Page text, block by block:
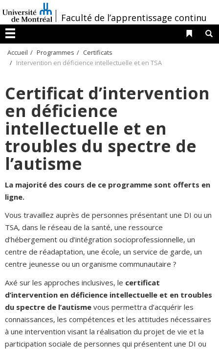
au
contenu
/Faculté de l’apprentissage continu
Menu
Liens
Accueil Programmes
Certificats
Intervention en déficience intellectuelle et en TSA
Certificat d’intervention
en déficience
intellectuelle et en
troubles du spectre de
l’autisme
La majorité des cours de ce programme sont offerts en
ligne.
Vous travaillez auprès de personnes présentant une DI ou un
TSA, dans le réseau de la santé, une ressource
d’hébergement ou d’intégration socioprofessionnelle, un
centre de réadaptation, une école, un service de garde, un
centre jeunesse ou un organisme communautaire ?
Axé sur les approches inclusives, le certificat
d’intervention en déficience intellectuelle et en troubles
du spectre de l’autisme vous permettra d’acquérir les
connaissances, les compétences et les attitudes nécessaires
à une intervention visant la réalisation du projet de vie et la
participation sociale de personnes qui présentent une DI ou